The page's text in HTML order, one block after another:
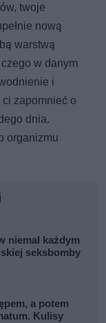
twoje
nową
warstwą
w danym
i
zapomnieć o
dnia.
organizmu
niemal każdym
seksbomby
a potem
Kulisy